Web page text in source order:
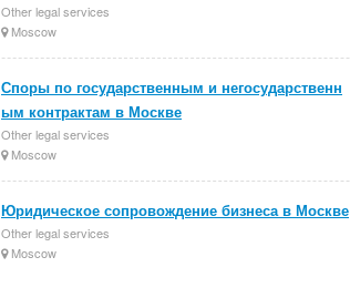
Other legal services
Moscow
Споры по государственным и негосударственн
ым контрактам в Москве
Other legal services
Moscow
Юридическое сопровождение бизнеса в Москве
Other legal services
Moscow